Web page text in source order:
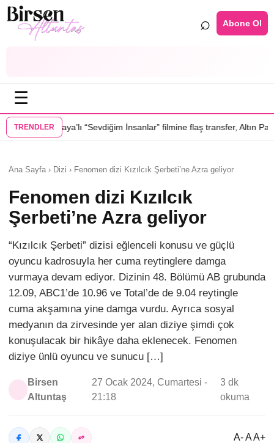
⌕ Abone Ol
☰
TRENDLER
“Sevdiğim İnsanlar” filmine flaş transfer, Altın Palmiye’li Vlad Ivanov
Ana Sayfa › Dizi › Fenomen dizi Kızılcık Şerbeti’ne Azra geliyor
Fenomen dizi Kızılcık
Şerbeti’ne Azra geliyor
“Kızılcık Şerbeti” dizisi eğlenceli konusu ve güçlü
oyuncu kadrosuyla her cuma reytinglere damga
vurmaya devam ediyor. Dizinin 48. Bölümü AB grubunda
12.09, ABC1’de 10.96 ve Total’de de 9.04 reytingle
cuma akşamına yine damga vurdu. Ayrıca sosyal
medyanın da zirvesinde yer alan diziye şimdi çok
konuşulacak bir hikâye daha eklenecek. Fenomen
diziye ünlü oyuncu ve sunucu […]
Birsen
Altuntaş
27 Ocak 2024, Cumartesi -
21:18
3 dk
okuma
A- A A+